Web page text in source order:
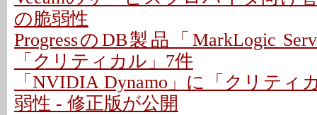
の脆弱性
ProgressのDB製品「MarkLogic
「クリティカル」7件
「NVIDIA Dynamo」に「クリティ
弱性 - 修正版が公開